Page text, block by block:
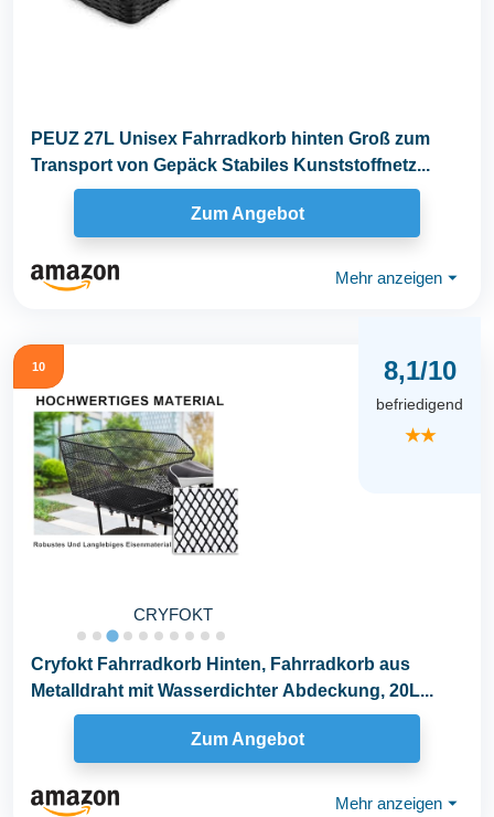
PEUZ 27L Unisex Fahrradkorb hinten Groß zum
Transport von Gepäck Stabiles Kunststoffnetz...
Zum Angebot
Mehr anzeigen ⏷
10
CRYFOKT
8,1/10
befriedigend
★★
Cryfokt Fahrradkorb Hinten, Fahrradkorb aus
Metalldraht mit Wasserdichter Abdeckung, 20L...
Zum Angebot
Mehr anzeigen ⏷